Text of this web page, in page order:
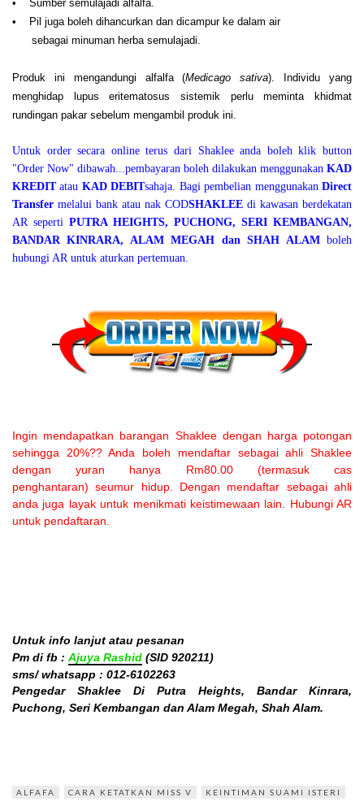
• Sumber semulajadi alfalfa.
• Pil juga boleh dihancurkan dan dicampur ke dalam air
sebagai minuman herba semulajadi.
Produk ini mengandungi alfalfa (Medicago sativa). Individu yang
menghidap lupus eritematosus sistemik perlu meminta khidmat
rundingan pakar sebelum mengambil produk ini.
Untuk order secara online terus dari Shaklee anda boleh klik button
"Order Now" dibawah...pembayaran boleh dilakukan menggunakan KAD
KREDITatau KAD DEBITsahaja. Bagi pembelian menggunakanDirect
Transfer melalui bank atau nak CODSHAKLEE di kawasan berdekatan
AR seperti PUTRA HEIGHTS, PUCHONG, SERI KEMBANGAN,
BANDAR KINRARA, ALAM MEGAH dan SHAH ALAM boleh
hubungi AR untuk aturkan pertemuan.
Ingin mendapatkan barangan Shaklee dengan harga potongan
sehingga 20%?? Anda boleh mendaftar sebagai ahli Shaklee
dengan yuran hanya Rm80.00 (termasuk cas
penghantaran) seumur hidup. Dengan mendaftar sebagai ahli
anda juga layak untuk menikmati keistimewaan lain. Hubungi AR
untuk pendaftaran.
Untuk info lanjut atau pesanan
Pm di fb : Ajuya Rashid (SID 920211)
sms/ whatsapp : 012-6102263
Pengedar Shaklee Di Putra Heights, Bandar Kinrara,
Puchong, Seri Kembangan dan Alam Megah, Shah Alam.
ALFAFA CARA KETATKAN MISS V KEINTIMAN SUAMI ISTERI